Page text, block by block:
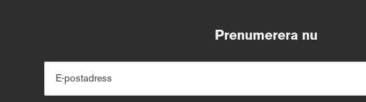
Prenumerera nu
E-postadress